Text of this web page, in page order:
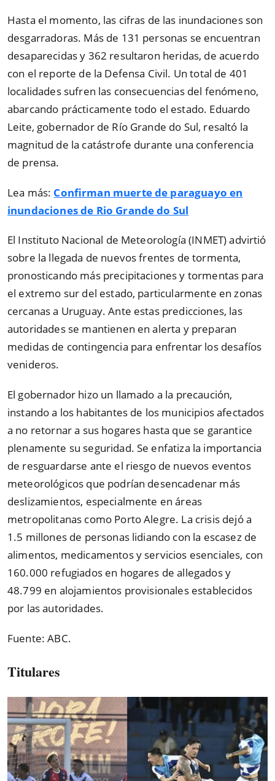
Hasta el momento, las cifras de las inundaciones son
desgarradoras. Más de 131 personas se encuentran
desaparecidas y 362 resultaron heridas, de acuerdo
con el reporte de la Defensa Civil. Un total de 401
localidades sufren las consecuencias del fenómeno,
abarcando prácticamente todo el estado. Eduardo
Leite, gobernador de Río Grande do Sul, resaltó la
magnitud de la catástrofe durante una conferencia
de prensa.
Lea más: Confirman muerte de paraguayo en
inundaciones de Rio Grande do Sul
El Instituto Nacional de Meteorología (INMET) advirtió
sobre la llegada de nuevos frentes de tormenta,
pronosticando más precipitaciones y tormentas para
el extremo sur del estado, particularmente en zonas
cercanas a Uruguay. Ante estas predicciones, las
autoridades se mantienen en alerta y preparan
medidas de contingencia para enfrentar los desafíos
venideros.
El gobernador hizo un llamado a la precaución,
instando a los habitantes de los municipios afectados
a no retornar a sus hogares hasta que se garantice
plenamente su seguridad. Se enfatiza la importancia
de resguardarse ante el riesgo de nuevos eventos
meteorológicos que podrían desencadenar más
deslizamientos, especialmente en áreas
metropolitanas como Porto Alegre. La crisis dejó a
1.5 millones de personas lidiando con la escasez de
alimentos, medicamentos y servicios esenciales, con
160.000 refugiados en hogares de allegados y
48.799 en alojamientos provisionales establecidos
por las autoridades.
Fuente: ABC.
Titulares